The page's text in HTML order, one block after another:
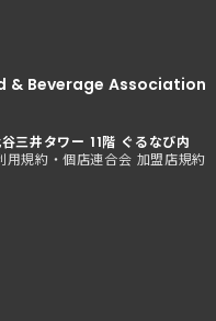
& Beverage Association
三井タワー 11階 ぐるなび内
用規約・個店連合会 加盟店規約